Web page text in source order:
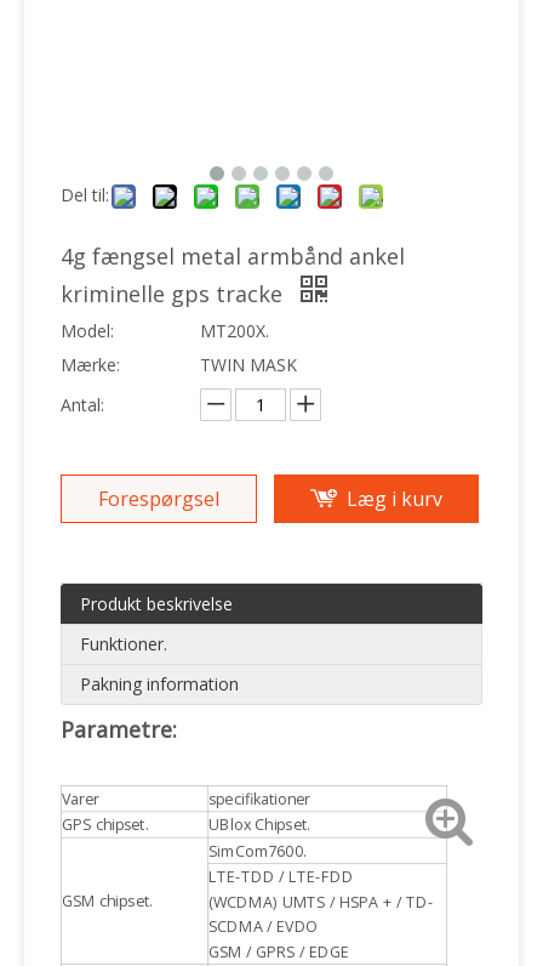
Del til:
4g fængsel metal armbånd ankel
kriminelle gps tracke
Model:
MT200X.
Mærke:
TWIN MASK
Antal:
Forespørgsel Læg i kurv
Produkt beskrivelse
Funktioner.
Pakning information
Parametre:
Varer specifikationer
GPS chipset. UBlox Chipset.
GSM chipset.
SimCom7600.
LTE-TDD / LTE-FDD
(WCDMA) UMTS / HSPA + / TD-
SCDMA / EVDO
GSM / GPRS / EDGE